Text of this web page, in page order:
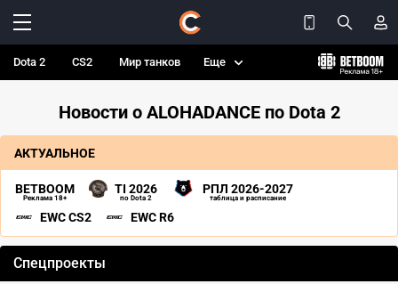
Dota 2 CS2 Мир танков Еще
Новости о ALOHADANCE по Dota 2
АКТУАЛЬНОЕ
BETBOOM
Реклама 18+
TI 2026
по Dota 2
РПЛ 2026-2027
таблица и расписание
EWC CS2 EWC R6
Спецпроекты